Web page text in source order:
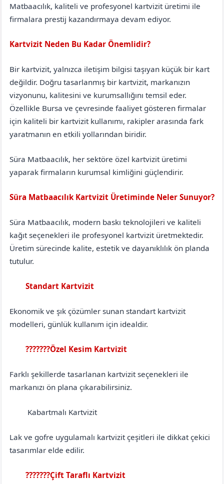
Matbaacılık, kaliteli ve profesyonel kartvizit üretimi ile
firmalara prestij kazandırmaya devam ediyor.
Kartvizit Neden Bu Kadar Önemlidir?
Bir kartvizit, yalnızca iletişim bilgisi taşıyan küçük bir kart
değildir. Doğru tasarlanmış bir kartvizit, markanızın
vizyonunu, kalitesini ve kurumsallığını temsil eder.
Özellikle Bursa ve çevresinde faaliyet gösteren firmalar
için kaliteli bir kartvizit kullanımı, rakipler arasında fark
yaratmanın en etkili yollarından biridir.
Süra Matbaacılık, her sektöre özel kartvizit üretimi
yaparak firmaların kurumsal kimliğini güçlendirir.
Süra Matbaacılık Kartvizit Üretiminde Neler Sunuyor?
Süra Matbaacılık, modern baskı teknolojileri ve kaliteli
kağıt seçenekleri ile profesyonel kartvizit üretmektedir.
Üretim sürecinde kalite, estetik ve dayanıklılık ön planda
tutulur.
Standart Kartvizit
Ekonomik ve şık çözümler sunan standart kartvizit
modelleri, günlük kullanım için idealdir.
???????Özel Kesim Kartvizit
Farklı şekillerde tasarlanan kartvizit seçenekleri ile
markanızı ön plana çıkarabilirsiniz.
Kabartmalı Kartvizit
Lak ve gofre uygulamalı kartvizit çeşitleri ile dikkat çekici
tasarımlar elde edilir.
???????Çift Taraflı Kartvizit